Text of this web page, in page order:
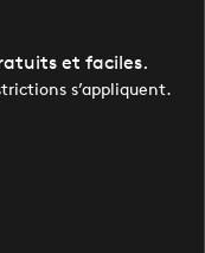
et faciles.
s’appliquent.